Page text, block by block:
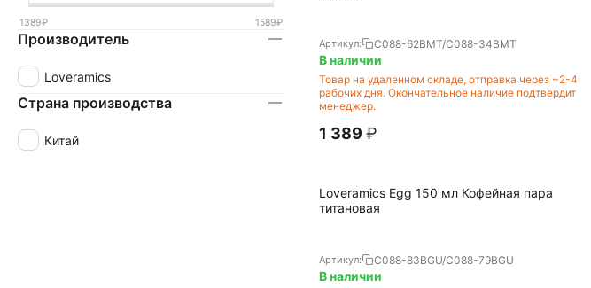
Артикул: C088-62BMT/C088-34BMT
В наличии
Товар на удаленном складе, отправка через ~2-4
рабочих дня. Окончательное наличие подтвердит
менеджер.
1 389 ₽
Loveramics Egg 150 мл Кофейная пара
титановая
Артикул: C088-83BGU/C088-79BGU
В наличии
1389₽ 1589₽
Производитель
Loveramics
Страна производства
Китай